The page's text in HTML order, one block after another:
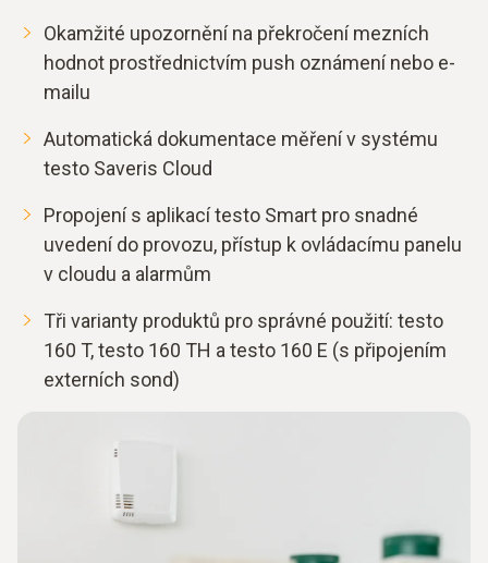
Okamžité upozornění na překročení mezních
hodnot prostřednictvím push oznámení nebo e-
mailu
Automatická dokumentace měření v systému
testo Saveris Cloud
Propojení s aplikací testo Smart pro snadné
uvedení do provozu, přístup k ovládacímu panelu
v cloudu a alarmům
Tři varianty produktů pro správné použití: testo
160 T, testo 160 TH a testo 160 E (s připojením
externích sond)